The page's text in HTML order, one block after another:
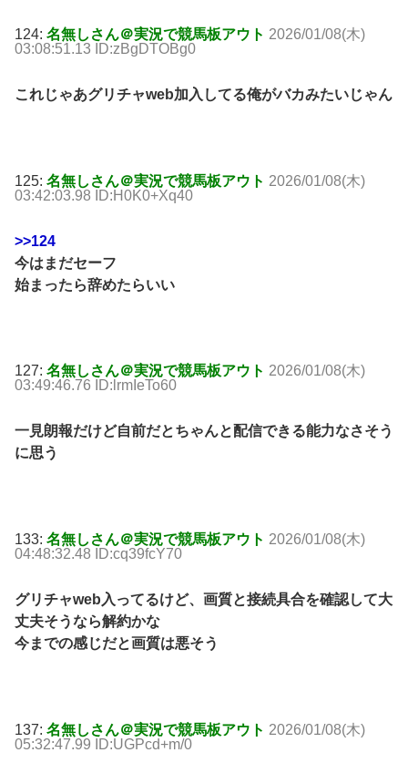
124: 名無しさん＠実況で競馬板アウト 2026/01/08(木)
03:08:51.13 ID:zBgDTOBg0
これじゃあグリチャweb加入してる俺がバカみたいじゃん
125: 名無しさん＠実況で競馬板アウト 2026/01/08(木)
03:42:03.98 ID:H0K0+Xq40
>>124
今はまだセーフ
始まったら辞めたらいい
127: 名無しさん＠実況で競馬板アウト 2026/01/08(木)
03:49:46.76 ID:lrmIeTo60
一見朗報だけど自前だとちゃんと配信できる能力なさそう
に思う
133: 名無しさん＠実況で競馬板アウト 2026/01/08(木)
04:48:32.48 ID:cq39fcY70
グリチャweb入ってるけど、画質と接続具合を確認して大
丈夫そうなら解約かな
今までの感じだと画質は悪そう
137: 名無しさん＠実況で競馬板アウト 2026/01/08(木)
05:32:47.99 ID:UGPcd+m/0